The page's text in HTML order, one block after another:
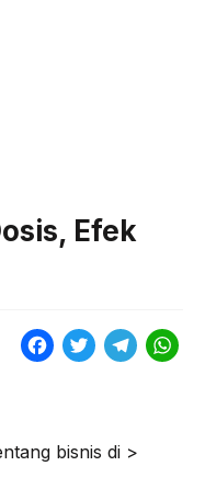
Efek
F
e
T
t
T
e
W
bisnis di >